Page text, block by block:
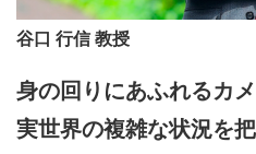
谷口 行信 教授
身の回りにあふれるカ
実世界の複雑な状況を把